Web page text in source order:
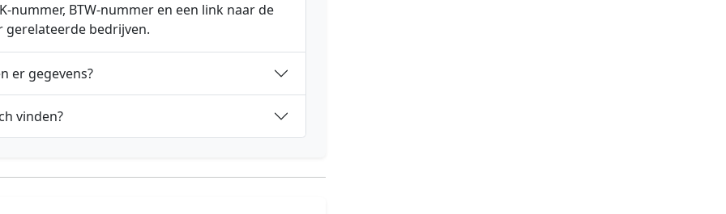
nummer, BTW-nummer en een link naar de
gerelateerde bedrijven.
er gegevens?
vinden?